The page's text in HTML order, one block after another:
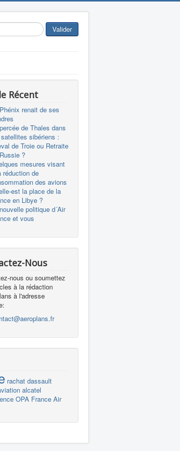
Valider
Récent
renait de ses
de Thales dans
sibériens :
de Troie ou Retraite
?
mesures visant
réduction de
des avions
est la place de la
en Libye ?
politique d´Air
et vous
Nous
nous ou soumettez
à la rédaction
à l'adresse
rachat dassault
alcatel
OPA France Air